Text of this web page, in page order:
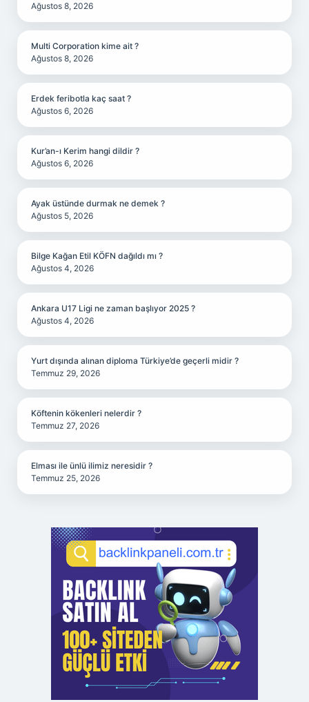
Ağustos 8, 2026
Multi Corporation kime ait ?
Ağustos 8, 2026
Erdek feribotla kaç saat ?
Ağustos 6, 2026
Kur’an-ı Kerim hangi dildir ?
Ağustos 6, 2026
Ayak üstünde durmak ne demek ?
Ağustos 5, 2026
Bilge Kağan Etil KÖFN dağıldı mı ?
Ağustos 4, 2026
Ankara U17 Ligi ne zaman başlıyor 2025 ?
Ağustos 4, 2026
Yurt dışında alınan diploma Türkiye’de geçerli midir ?
Temmuz 29, 2026
Köftenin kökenleri nelerdir ?
Temmuz 27, 2026
Elması ile ünlü ilimiz neresidir ?
Temmuz 25, 2026